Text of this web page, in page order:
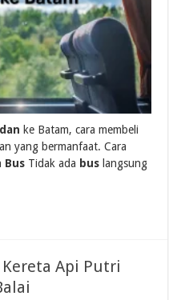
ke Batam, cara membeli
yang bermanfaat. Cara
Bus Tidak ada bus langsung
Api Putri